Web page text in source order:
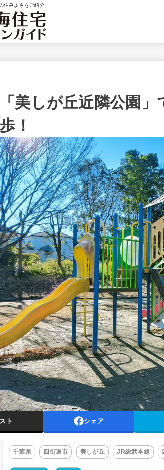
住みよさをご紹介
美しが丘近隣公園
！
ト シェア
千葉県 四街道市 美しが丘 JR総武本線